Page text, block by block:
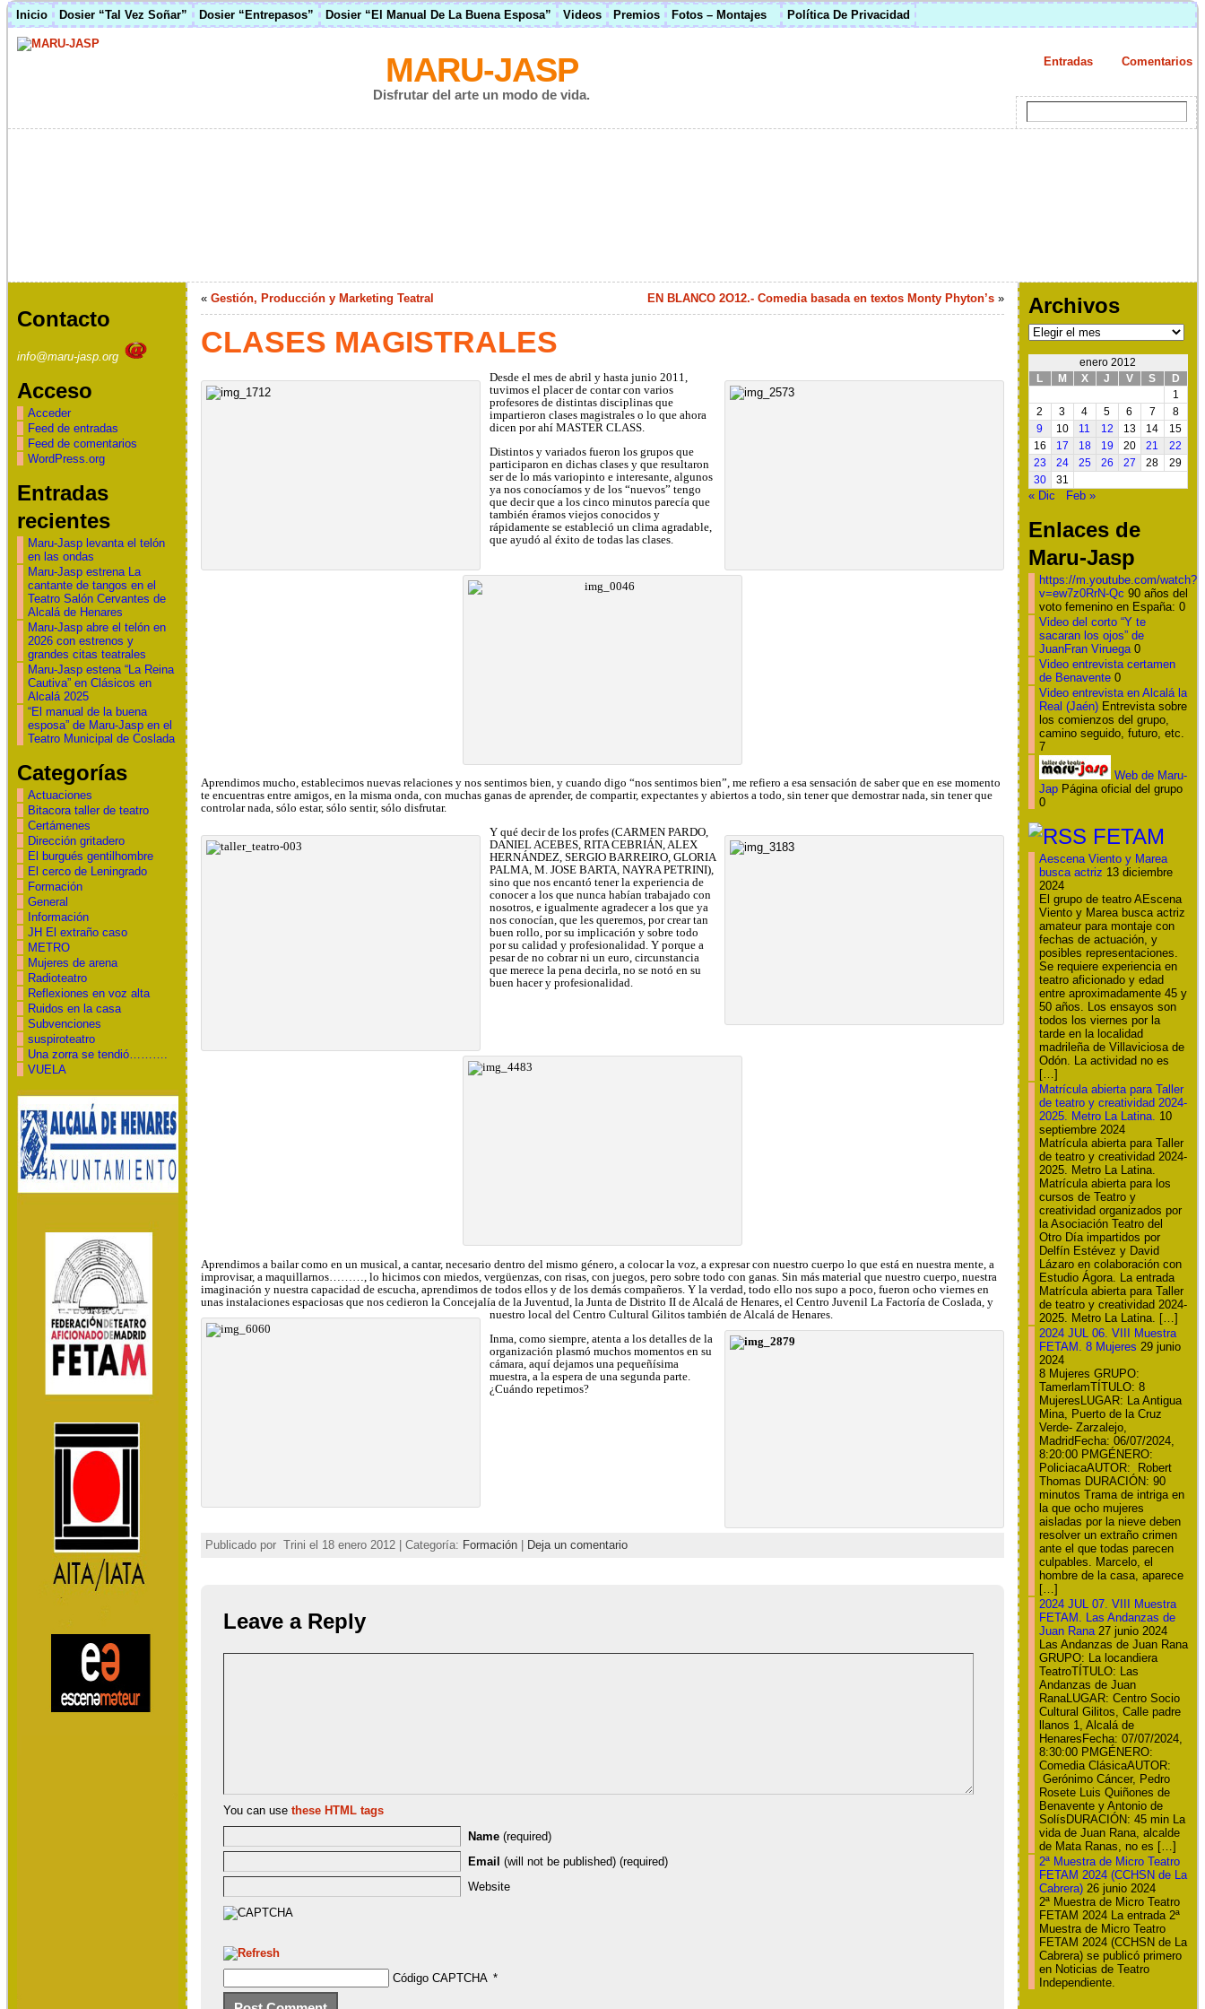
Inicio Dosier “Tal Vez Soñar” Dosier “Entrepasos” Dosier “El Manual De La Buena Esposa” Videos Premios Fotos – Montajes Política De Privacidad
MARU-JASP
Disfrutar del arte un modo de vida.
Comentarios
Entradas
Contacto
info@maru-jasp.org
Acceso
Acceder
Feed de entradas
Feed de comentarios
WordPress.org
Entradas
recientes
Maru-Jasp levanta el telón
en las ondas
Maru-Jasp estrena La
cantante de tangos en el
Teatro Salón Cervantes de
Alcalá de Henares
Maru-Jasp abre el telón en
2026 con estrenos y
grandes citas teatrales
Maru-Jasp estena “La Reina
Cautiva” en Clásicos en
Alcalá 2025
“El manual de la buena
esposa” de Maru-Jasp en el
Teatro Municipal de Coslada
Categorías
Actuaciones
Bitacora taller de teatro
Certámenes
Dirección gritadero
El burgués gentilhombre
El cerco de Leningrado
Formación
General
Información
JH El extraño caso
METRO
Mujeres de arena
Radioteatro
Reflexiones en voz alta
Ruidos en la casa
Subvenciones
suspiroteatro
Una zorra se tendió……….
VUELA
« Gestión, Producción y Marketing Teatral EN BLANCO 2O12.- Comedia basada en textos Monty Phyton’s»
CLASES MAGISTRALES
Desde el mes de abril y hasta junio 2011,
tuvimos el placer de contar con varios
profesores de distintas disciplinas que
impartieron clases magistrales o lo que ahora
dicen por ahí MASTER CLASS.
Distintos y variados fueron los grupos que
participaron en dichas clases y que resultaron
ser de lo más variopinto e interesante, algunos
ya nos conocíamos y de los “nuevos” tengo
que decir que a los cinco minutos parecía que
también éramos viejos conocidos y
rápidamente se estableció un clima agradable,
que ayudó al éxito de todas las clases.
Aprendimos mucho, establecimos nuevas relaciones y nos sentimos bien, y cuando digo “nos sentimos bien”, me refiero a esa sensación de saber que en ese momento
te encuentras entre amigos, en la misma onda, con muchas ganas de aprender, de compartir, expectantes y abiertos a todo, sin tener que demostrar nada, sin tener que
controlar nada, sólo estar, sólo sentir, sólo disfrutar.
Y qué decir de los profes (CARMEN PARDO,
DANIEL ACEBES, RITA CEBRIÁN, ALEX
HERNÁNDEZ, SERGIO BARREIRO, GLORIA
PALMA, M. JOSE BARTA, NAYRA PETRINI),
sino que nos encantó tener la experiencia de
conocer a los que nunca habían trabajado con
nosotros, e igualmente agradecer a los que ya
nos conocían, que les queremos, por crear tan
buen rollo, por su implicación y sobre todo
por su calidad y profesionalidad. Y porque a
pesar de no cobrar ni un euro, circunstancia
que merece la pena decirla, no se notó en su
buen hacer y profesionalidad.
Aprendimos a bailar como en un musical, a cantar, necesario dentro del mismo género, a colocar la voz, a expresar con nuestro cuerpo lo que está en nuestra mente, a
improvisar, a maquillarnos………, lo hicimos con miedos, vergüenzas, con risas, con juegos, pero sobre todo con ganas. Sin más material que nuestro cuerpo, nuestra
imaginación y nuestra capacidad de escucha, aprendimos de todos ellos y de los demás compañeros. Y la verdad, todo ello nos supo a poco, fueron ocho viernes en
unas instalaciones espaciosas que nos cedieron la Concejalía de la Juventud, la Junta de Distrito II de Alcalá de Henares, el Centro Juvenil La Factoría de Coslada, y
nuestro local del Centro Cultural Gilitos también de Alcalá de Henares.
Inma, como siempre, atenta a los detalles de la
organización plasmó muchos momentos en su
cámara, aquí dejamos una pequeñísima
muestra, a la espera de una segunda parte.
¿Cuándo repetimos?
Publicado por Trini el 18 enero 2012 | Categoría: Formación| Deja un comentario
Leave a Reply
You can use these HTML tags
Name (required)
Email (will not be published) (required)
Website
Código CAPTCHA *
Archivos
Archivos
enero 2012
L
M X J V S
D
1
2
3 4 5 6 7
8
9
10 11 12 13 14
15
16
17 18 19 20 21
22
23
24 25 26 27 28
29
30
31
« Dic Feb »
Enlaces de
Maru-Jasp
https://m.youtube.com/watch?
v=ew7z0RrN-Qc 90 años del
voto femenino en España: 0
Video del corto “Y te
sacaran los ojos” de
JuanFran Viruega0
Video entrevista certamen
de Benavente0
Video entrevista en Alcalá la
Real (Jaén)Entrevista sobre
los comienzos del grupo,
camino seguido, futuro, etc.
7
Web de Maru-
JapPágina oficial del grupo
0
FETAM
Aescena Viento y Marea
busca actriz 13 diciembre
2024
El grupo de teatro AEscena
Viento y Marea busca actriz
amateur para montaje con
fechas de actuación, y
posibles representaciones.
Se requiere experiencia en
teatro aficionado y edad
entre aproximadamente 45 y
50 años. Los ensayos son
todos los viernes por la
tarde en la localidad
madrileña de Villaviciosa de
Odón. La actividad no es
[…]
Matrícula abierta para Taller
de teatro y creatividad 2024-
2025. Metro La Latina. 10
septiembre 2024
Matrícula abierta para Taller
de teatro y creatividad 2024-
2025. Metro La Latina.
Matrícula abierta para los
cursos de Teatro y
creatividad organizados por
la Asociación Teatro del
Otro Día impartidos por
Delfín Estévez y David
Lázaro en colaboración con
Estudio Ágora. La entrada
Matrícula abierta para Taller
de teatro y creatividad 2024-
2025. Metro La Latina. […]
2024 JUL 06. VIII Muestra
FETAM. 8 Mujeres 29 junio
2024
8 Mujeres GRUPO:
TamerlamTÍTULO: 8
MujeresLUGAR: La Antigua
Mina, Puerto de la Cruz
Verde- Zarzalejo,
MadridFecha: 06/07/2024,
8:20:00 PMGÉNERO:
PoliciacaAUTOR: Robert
Thomas DURACIÓN: 90
minutos Trama de intriga en
la que ocho mujeres
aisladas por la nieve deben
resolver un extraño crimen
ante el que todas parecen
culpables. Marcelo, el
hombre de la casa, aparece
[…]
2024 JUL 07. VIII Muestra
FETAM. Las Andanzas de
Juan Rana 27 junio 2024
Las Andanzas de Juan Rana
GRUPO: La locandiera
TeatroTÍTULO: Las
Andanzas de Juan
RanaLUGAR: Centro Socio
Cultural Gilitos, Calle padre
llanos 1, Alcalá de
HenaresFecha: 07/07/2024,
8:30:00 PMGÉNERO:
Comedia ClásicaAUTOR:
Gerónimo Cáncer, Pedro
Rosete Luis Quiñones de
Benavente y Antonio de
SolísDURACIÓN: 45 min La
vida de Juan Rana, alcalde
de Mata Ranas, no es […]
2ª Muestra de Micro Teatro
FETAM 2024 (CCHSN de La
Cabrera) 26 junio 2024
2ª Muestra de Micro Teatro
FETAM 2024 La entrada 2ª
Muestra de Micro Teatro
FETAM 2024 (CCHSN de La
Cabrera) se publicó primero
en Noticias de Teatro
Independiente.